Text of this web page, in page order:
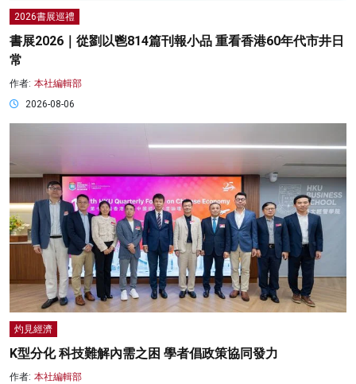
2026書展巡禮
書展2026｜從劉以鬯814篇刊報小品 重看香港60年代市井日
常
作者: 本社編輯部
2026-08-06
灼見經濟
K型分化 科技難解內需之困 學者倡政策協同發力
作者: 本社編輯部